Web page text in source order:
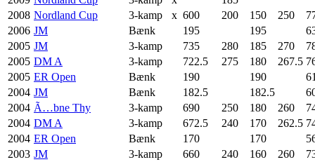
2008 Nordland Cup 3-kamp x 600 200 150 250
2006 JM Bænk 195 195
2005 JM 3-kamp 735 280 185 270
2005 DM A 3-kamp 722.5 275 180 267.5
2005 ER Open Bænk 190 190
2004 JM Bænk 182.5 182.5
2004 Ã…bne Thy 3-kamp 690 250 180 260
2004 DM A 3-kamp 672.5 240 170 262.5
2004 ER Open Bænk 170 170
2003 JM 3-kamp 660 240 160 260